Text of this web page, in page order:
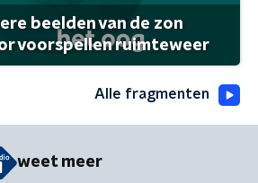
beelden van de zon
voorspellen ruimteweer
Alle fragmenten
weet meer